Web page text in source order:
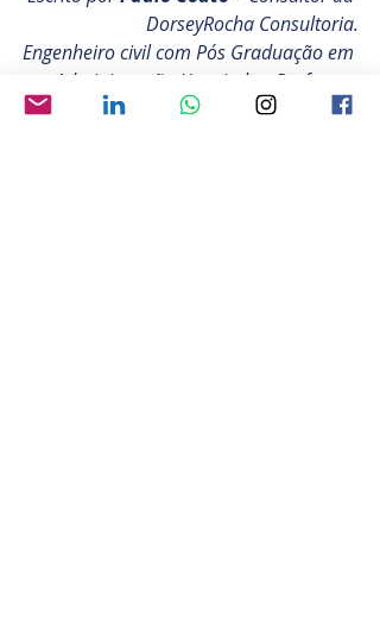
DorseyRocha Consultoria.
Engenheiro civil com Pós Graduação em
Administração Hospitalar. Professor
Pós Graduação na UNICAMP. Foi